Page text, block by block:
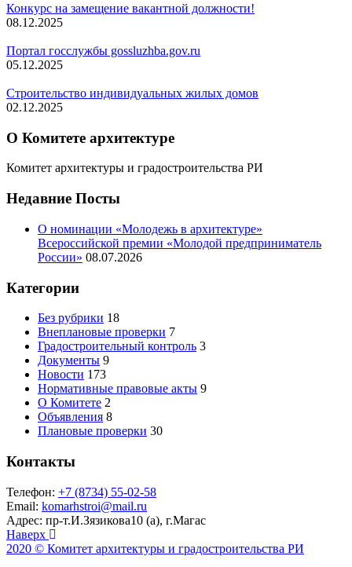
Конкурс на замещение вакантной должности!
08.12.2025
Портал госслужбы gossluzhba.gov.ru
05.12.2025
Строительство индивидуальных жилых домов
02.12.2025
О Комитете архитектуре
Комитет архитектуры и градостроительства РИ
Недавние Посты
О номинации «Молодежь в архитектуре»
Всероссийской премии «Молодой предприниматель
России» 08.07.2026
Категории
Без рубрики 18
Внеплановые проверки 7
Градостроительный контроль 3
Документы 9
Новости 173
Нормативные правовые акты 9
О Комитете 2
Объявления 8
Плановые проверки 30
Контакты
Телефон: +7 (8734) 55-02-58
Email: komarhstroi@mail.ru
Адрес: пр-т.И.Зязикова10 (а), г.Магас
Наверх
2020 © Комитет архитектуры и градостроительства РИ